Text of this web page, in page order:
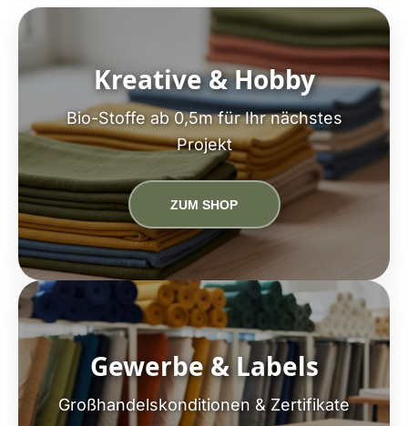
Kreative & Hobby
Bio-Stoffe ab 0,5m für Ihr nächstes
Projekt
ZUM SHOP
Gewerbe & Labels
Großhandelskonditionen & Zertifikate